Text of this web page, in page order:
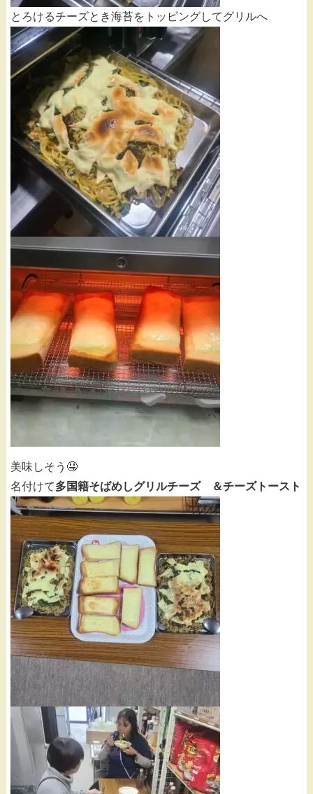
とろけるチーズとき海苔をトッピングしてグリルへ
美味しそう🤤
名付けて多国籍そばめしグリルチーズ ＆チーズトースト